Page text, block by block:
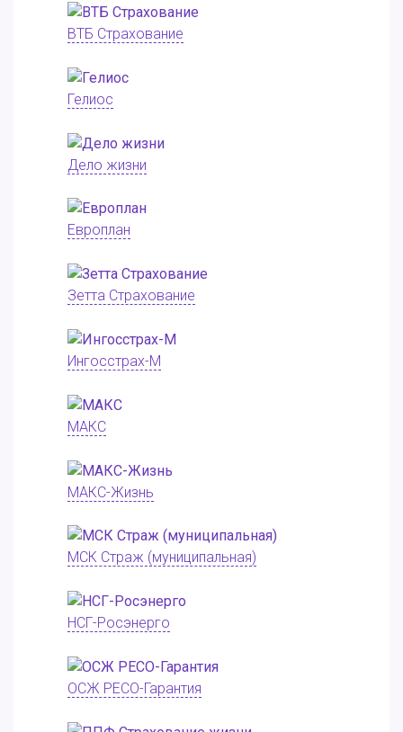
ВТБ Страхование
Гелиос
Дело жизни
Европлан
Зетта Страхование
Ингосстрах-М
МАКС
МАКС-Жизнь
МСК Страж (муниципальная)
НСГ-Росэнерго
ОСЖ РЕСО-Гарантия